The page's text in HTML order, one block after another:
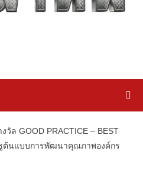
ล GOOD PRACTICE – BEST
ชูต้นแบบการพัฒนาคุณภาพองค์กร